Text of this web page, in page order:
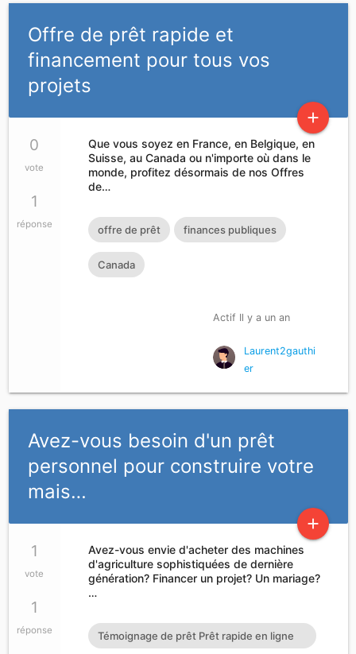
Offre de prêt rapide et
financement pour tous vos
projets
add
0
vote
1
réponse
Que vous soyez en France, en Belgique, en
Suisse, au Canada ou n'importe où dans le
monde, profitez désormais de nos Offres
de…
offre de prêt finances publiques
Canada
Actif Il y a un an
Laurent2gauthi
er
Avez-vous besoin d'un prêt
personnel pour construire votre
mais…
add
1
vote
1
réponse
Avez-vous envie d'acheter des machines
d'agriculture sophistiquées de dernière
génération? Financer un projet? Un mariage?
…
Témoignage de prêt Prêt rapide en ligne